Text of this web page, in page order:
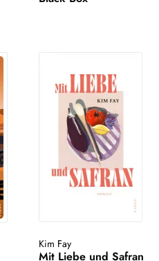
Kim Fay
Mit Liebe und Safran